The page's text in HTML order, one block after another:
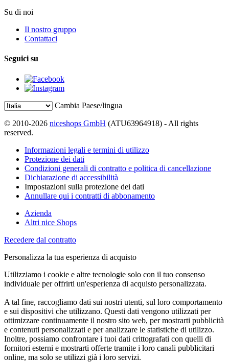
Su di noi
Il nostro gruppo
Contattaci
Seguici su
Cambia Paese/lingua
© 2010-2026 niceshops GmbH (ATU63964918) - All rights
reserved.
Informazioni legali e termini di utilizzo
Protezione dei dati
Condizioni generali di contratto e politica di cancellazione
Dichiarazione di accessibilità
Impostazioni sulla protezione dei dati
Annullare qui i contratti di abbonamento
Azienda
Altri nice Shops
Recedere dal contratto
Personalizza la tua esperienza di acquisto
Utilizziamo i cookie e altre tecnologie solo con il tuo consenso
individuale per offrirti un'esperienza di acquisto personalizzata.
A tal fine, raccogliamo dati sui nostri utenti, sul loro comportamento
e sui dispositivi che utilizzano. Questi dati vengono utilizzati per
ottimizzare continuamente il nostro sito web, per mostrarti pubblicità
e contenuti personalizzati e per analizzare le statistiche di utilizzo.
Inoltre, possiamo confrontare i tuoi dati crittografati con quelli di
fornitori esterni e mostrarti offerte tramite i loro canali pubblicitari
online, ma solo se utilizzi già i loro servizi.